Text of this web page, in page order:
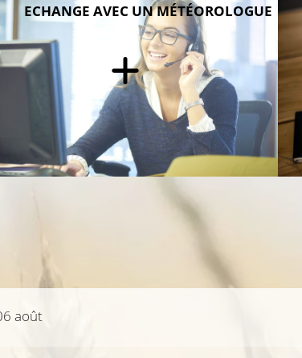
13°C
12°C
ECHANGE AVEC UN MÉTÉOROLOGUE
août